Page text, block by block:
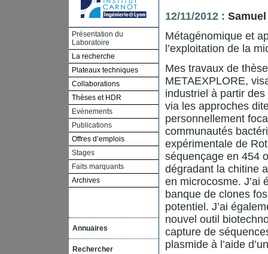
Présentation du
Laboratoire
La recherche
Plateaux techniques
Collaborations
Thèses et HDR
Evénements
Publications
Offres d’emplois
Stages
Faits marquants
Archives
Annuaires
Rechercher
12/11/2012 :
Métagénomique et
l’exploitation de la
Mes travaux de
METAEXPLORE,
industriel à partir
via les approches
personnellement
communautés
expérimentale de
séquençage en 454
dégradant la chitine
en microcosme. J’ai
banque de clones
potentiel. J’ai
nouvel outil
capture de
plasmide à l’aide